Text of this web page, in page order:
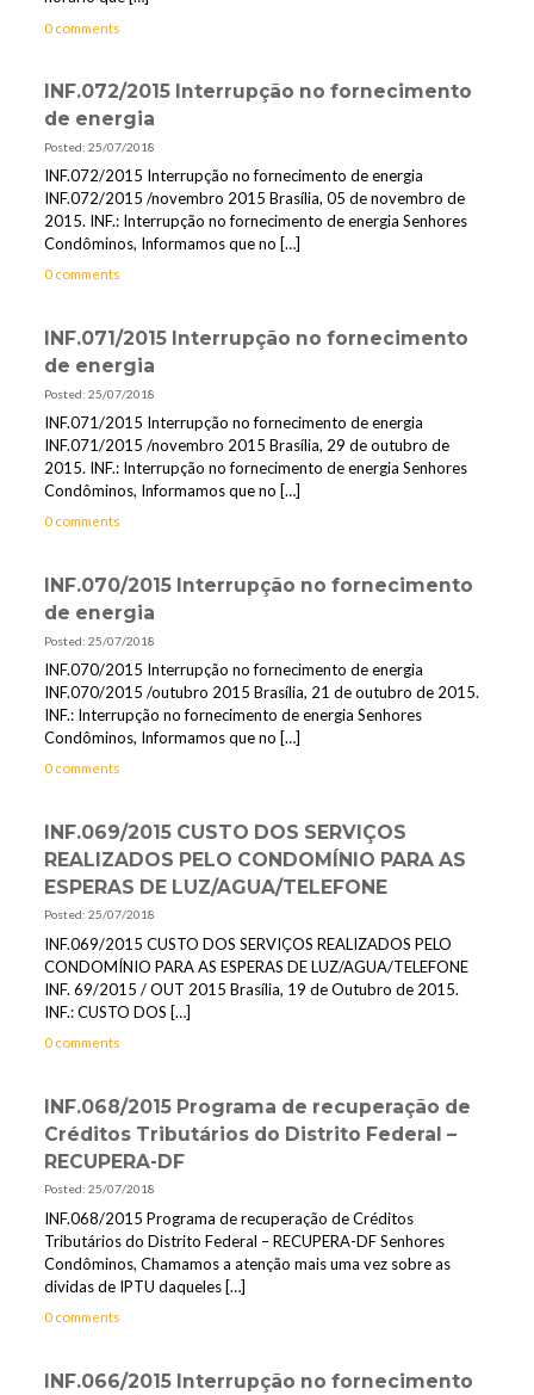
0 comments
INF.072/2015 Interrupção no fornecimento
de energia
Posted: 25/07/2018
INF.072/2015 Interrupção no fornecimento de energia
INF.072/2015 /novembro 2015 Brasília, 05 de novembro de
2015. INF.: Interrupção no fornecimento de energia Senhores
Condôminos, Informamos que no […]
0 comments
INF.071/2015 Interrupção no fornecimento
de energia
Posted: 25/07/2018
INF.071/2015 Interrupção no fornecimento de energia
INF.071/2015 /novembro 2015 Brasília, 29 de outubro de
2015. INF.: Interrupção no fornecimento de energia Senhores
Condôminos, Informamos que no […]
0 comments
INF.070/2015 Interrupção no fornecimento
de energia
Posted: 25/07/2018
INF.070/2015 Interrupção no fornecimento de energia
INF.070/2015 /outubro 2015 Brasília, 21 de outubro de 2015.
INF.: Interrupção no fornecimento de energia Senhores
Condôminos, Informamos que no […]
0 comments
INF.069/2015 CUSTO DOS SERVIÇOS
REALIZADOS PELO CONDOMÍNIO PARA AS
ESPERAS DE LUZ/AGUA/TELEFONE
Posted: 25/07/2018
INF.069/2015 CUSTO DOS SERVIÇOS REALIZADOS PELO
CONDOMÍNIO PARA AS ESPERAS DE LUZ/AGUA/TELEFONE
INF. 69/2015 / OUT 2015 Brasília, 19 de Outubro de 2015.
INF.: CUSTO DOS […]
0 comments
INF.068/2015 Programa de recuperação de
Créditos Tributários do Distrito Federal –
RECUPERA-DF
Posted: 25/07/2018
INF.068/2015 Programa de recuperação de Créditos
Tributários do Distrito Federal – RECUPERA-DF Senhores
Condôminos, Chamamos a atenção mais uma vez sobre as
dividas de IPTU daqueles[…]
0 comments
INF.066/2015 Interrupção no fornecimento